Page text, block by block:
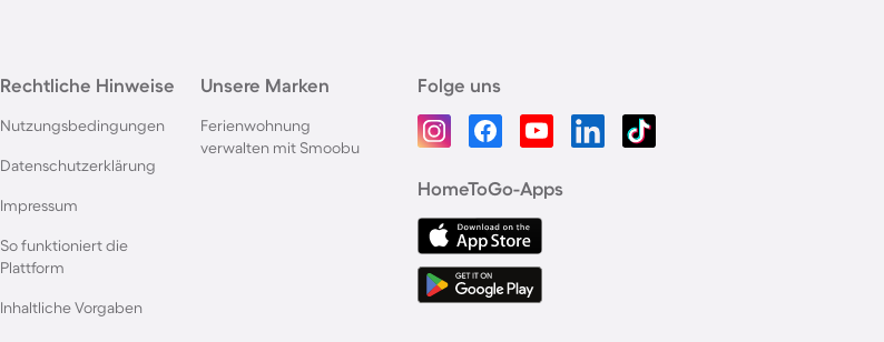
Rechtliche Hinweise
Nutzungsbedingungen
Datenschutzerklärung
Impressum
So funktioniert die
Plattform
Inhaltliche Vorgaben
Unsere Marken
Ferienwohnung
verwalten mit Smoobu
Folge uns
HomeToGo-Apps